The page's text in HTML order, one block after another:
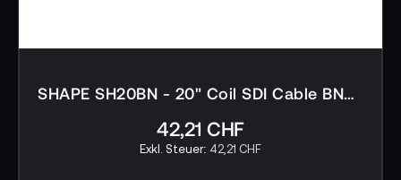
SHAPE SH20BN - 20" Coil SDI Cable BNC 90 Degree Connectors
42,21 CHF
42,21 CHF